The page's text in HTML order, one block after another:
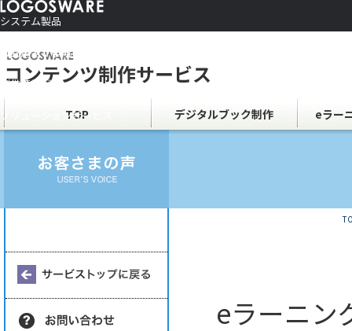
システム製品
コンテンツ作成ソフト
制作サービス
ソリューションサービス
ご利用者さま向け
会社情報
TOP デジタルブック制作 eラー
eラーニン